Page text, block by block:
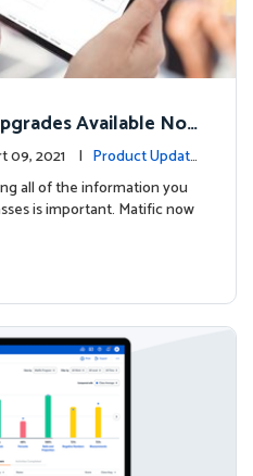
Available Now
09, 2021 | Product Update
all of the information you
is important. Matific now